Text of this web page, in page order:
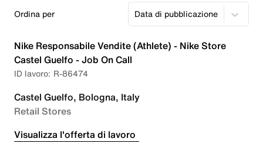
Ordina per Data di pubblicazione
Nike Responsabile Vendite (Athlete) - Nike Store
Castel Guelfo - Job On Call
R-86474
Castel Guelfo, Bologna, Italy
Retail Stores
Visualizza l'offerta di lavoro